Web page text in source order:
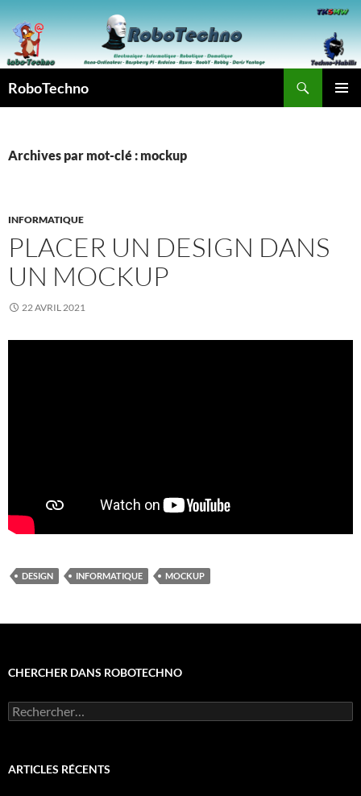
au
contenu
RoboTechno
Archives par mot-clé : mockup
INFORMATIQUE
PLACER UN DESIGN DANS
UN MOCKUP
22 AVRIL 2021
DESIGN INFORMATIQUE MOCKUP
CHERCHER DANS ROBOTECHNO
Rechercher :
ARTICLES RÉCENTS